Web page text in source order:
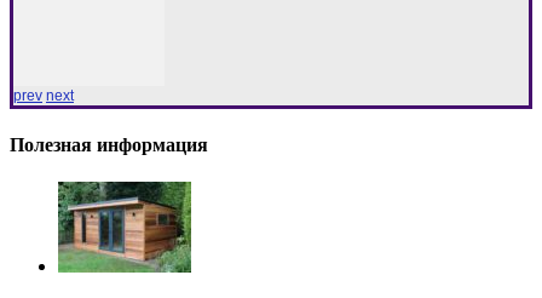
prev next
Полезная информация